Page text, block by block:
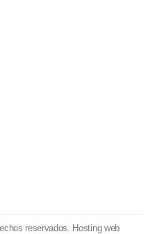
reservados. Hosting web